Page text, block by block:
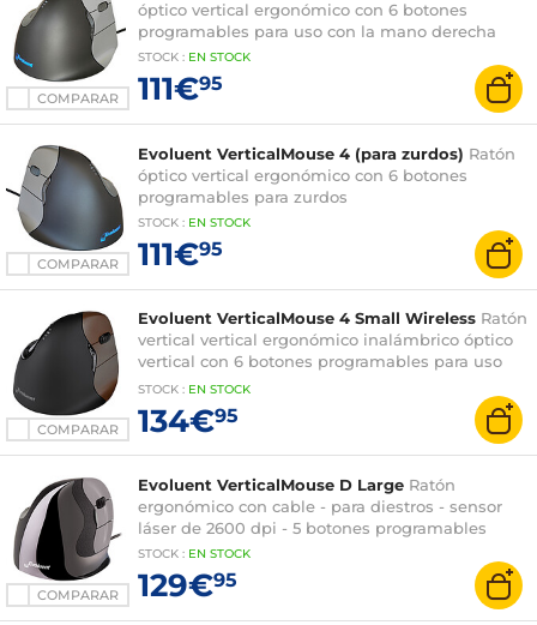
COMPARAR
óptico vertical ergonómico con 6 botones
programables para uso con la mano derecha
STOCK : EN STOCK
111€95
COMPARAR
Evoluent VerticalMouse 4 (para zurdos) Ratón
óptico vertical ergonómico con 6 botones
programables para zurdos
STOCK : EN STOCK
111€95
COMPARAR
Evoluent VerticalMouse 4 Small Wireless Ratón
vertical vertical ergonómico inalámbrico óptico
vertical con 6 botones programables para uso
con la mano derecha
STOCK : EN STOCK
134€95
COMPARAR
Evoluent VerticalMouse D Large Ratón
ergonómico con cable - para diestros - sensor
láser de 2600 dpi - 5 botones programables
STOCK : EN STOCK
129€95